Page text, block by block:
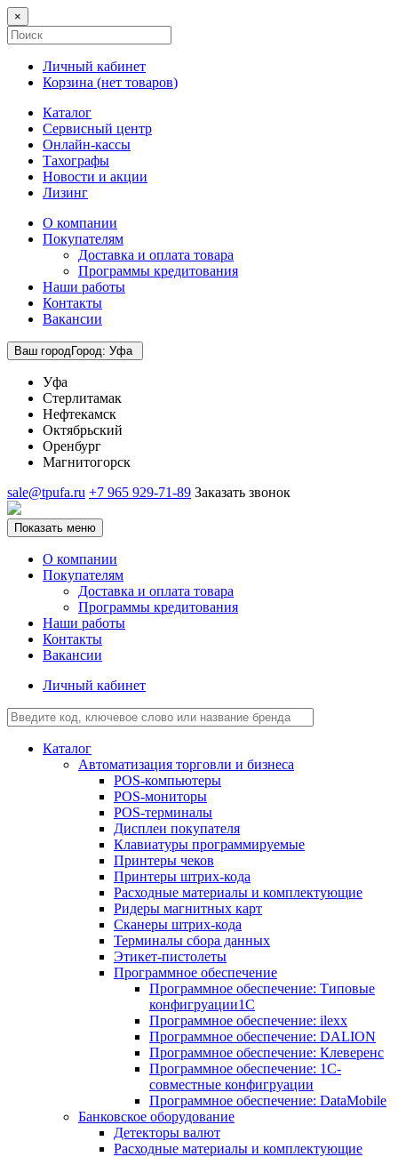
×
Личный кабинет
Корзина (нет товаров)
Каталог
Сервисный центр
Онлайн-кассы
Тахографы
Новости и акции
Лизинг
О компании
Покупателям
Доставка и оплата товара
Программы кредитования
Наши работы
Контакты
Вакансии
Ваш городГород: Уфа
Уфа
Стерлитамак
Нефтекамск
Октябрьский
Оренбург
Магнитогорск
sale@tpufa.ru +7 965 929-71-89 Заказать звонок
Показать меню
О компании
Покупателям
Доставка и оплата товара
Программы кредитования
Наши работы
Контакты
Вакансии
Личный кабинет
Каталог
Автоматизация торговли и бизнеса
POS-компьютеры
POS-мониторы
POS-терминалы
Дисплеи покупателя
Клавиатуры программируемые
Принтеры чеков
Принтеры штрих-кода
Расходные материалы и комплектующие
Ридеры магнитных карт
Сканеры штрих-кода
Терминалы сбора данных
Этикет-пистолеты
Программное обеспечение
Программное обеспечение: Типовые
конфигруации1С
Программное обеспечение: ilexx
Программное обеспечение: DALION
Программное обеспечение: Клеверенс
Программное обеспечение: 1С-
совместные конфигруации
Программное обеспечение: DataMobile
Банковское оборудование
Детекторы валют
Расходные материалы и комплектующие